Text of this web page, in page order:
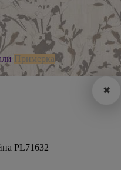
Примерка
✖
PL71632